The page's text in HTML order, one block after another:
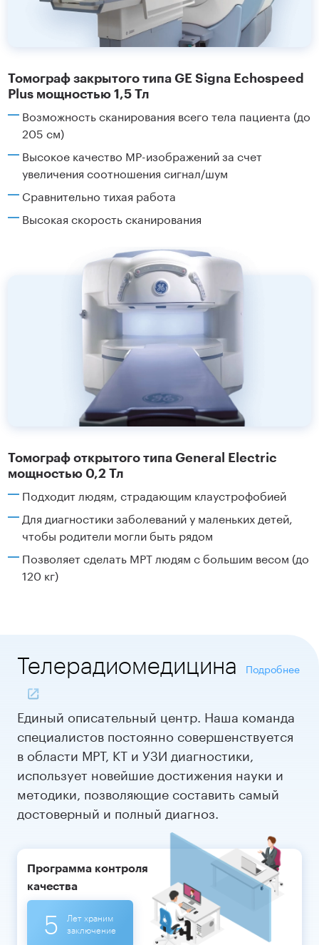
Томограф закрытого типа GE Signa Echospeed
Plus мощностью 1,5 Тл
Возможность сканирования всего тела пациента (до
205 см)
Высокое качество МР-изображений за счет
увеличения соотношения сигнал/шум
Сравнительно тихая работа
Высокая скорость сканирования
Томограф открытого типа General Electric
мощностью 0,2 Тл
Подходит людям, страдающим клаустрофобией
Для диагностики заболеваний у маленьких детей,
чтобы родители могли быть рядом
Позволяет сделать МРТ людям с большим весом (до
120 кг)
Телерадиомедицина Подробнее
Единый описательный центр. Наша команда
специалистов постоянно совершенствуется
в области МРТ, КТ и УЗИ диагностики,
использует новейшие достижения науки и
методики, позволяющие составить самый
достоверный и полный диагноз.
Программа контроля
качества
5
Лет храним
заключение